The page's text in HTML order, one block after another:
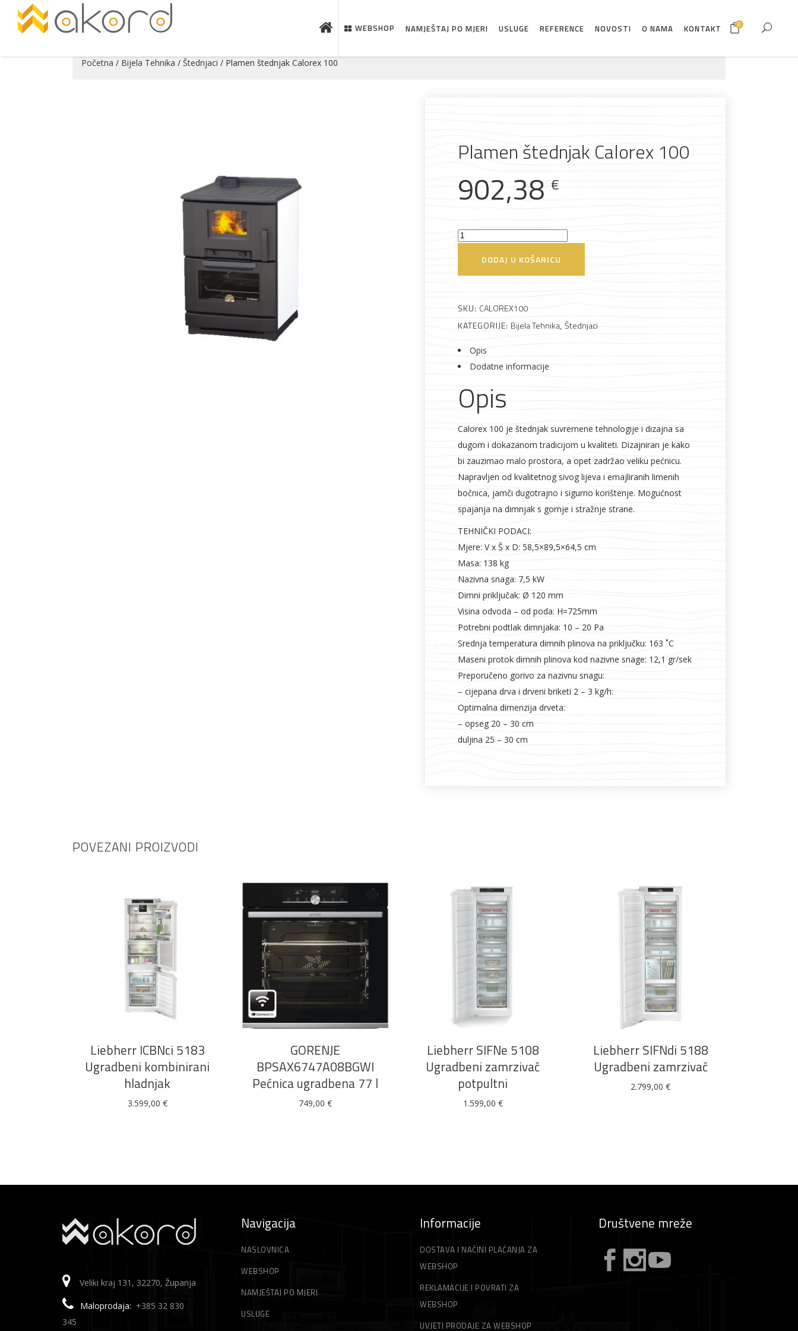
Pogledajte što je novo u ponudi
Pločasti
materijali
Alati i pribor Rasvjeta Boje i lakovi
Elektromaterijal Vijčana roba
WEBSHOP NAMJEŠTAJ PO MJERI USLUGE REFERENCE NOVOSTI O NAMA KONTAKT 0
Početna / Bijela Tehnika / Štednjaci / Plamen štednjak Calorex 100
Plamen štednjak Calorex 100
902,38 €
Plamen
Calorex
DODAJ U KOŠARICU
SKU: CALOREX100
KATEGORIJE: Bijela Tehnika, Štednjaci
Opis
Dodatne informacije
Opis
Calorex 100 je štednjak suvremene tehnologije i dizajna sa
dugom i dokazanom tradicijom u kvaliteti. Dizajniran je kako
bi zauzimao malo prostora, a opet zadržao veliku pećnicu.
Napravljen od kvalitetnog sivog lijeva i emajliranih limenih
bočnica, jamči dugotrajno i sigurno korištenje. Mogućnost
spajanja na dimnjak s gornje i stražnje strane.
TEHNIČKI PODACI:
Mjere: V x Š x D: 58,5×89,5×64,5 cm
Masa: 138 kg
Nazivna snaga: 7,5 kW
Dimni priključak: Ø 120 mm
Visina odvoda – od poda: H=725mm
Potrebni podtlak dimnjaka: 10 – 20 Pa
Srednja temperatura dimnih plinova na priključku: 163 ˚C
Maseni protok dimnih plinova kod nazivne snage: 12,1 gr/sek
Preporučeno gorivo za nazivnu snagu:
– cijepana drva i drveni briketi 2 – 3 kg/h:
Optimalna dimenzija drveta:
– opseg 20 – 30 cm
duljina 25 – 30 cm
POVEZANI PROIZVODI
DODAJ U KOŠARICU
Liebherr ICBNci 5183
Ugradbeni kombinirani
hladnjak
3.599,00 €
DODAJ U KOŠARICU
GORENJE
BPSAX6747A08BGWI
Pećnica ugradbena 77 l
749,00 €
DODAJ U KOŠARICU
Liebherr SIFNe 5108
Ugradbeni zamrzivač
potpultni
1.599,00 €
DODAJ U KOŠARICU
Liebherr SIFNdi 5188
Ugradbeni zamrzivač
2.799,00€
Veliki kraj 131, 32270, Županja
Maloprodaja: +385 32 830
345
Navigacija
NASLOVNICA
WEBSHOP
NAMJEŠTAJ PO MJERI
USLUGE
Informacije
DOSTAVA I NAČINI PLAĆANJA ZA
WEBSHOP
REKLAMACIJE I POVRATI ZA
WEBSHOP
UVJETI PRODAJE ZA WEBSHOP
Društvene mreže